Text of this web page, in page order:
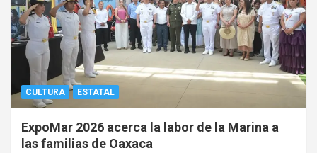
CULTURA ESTATAL
ExpoMar 2026 acerca la labor de la Marina a
las familias de Oaxaca